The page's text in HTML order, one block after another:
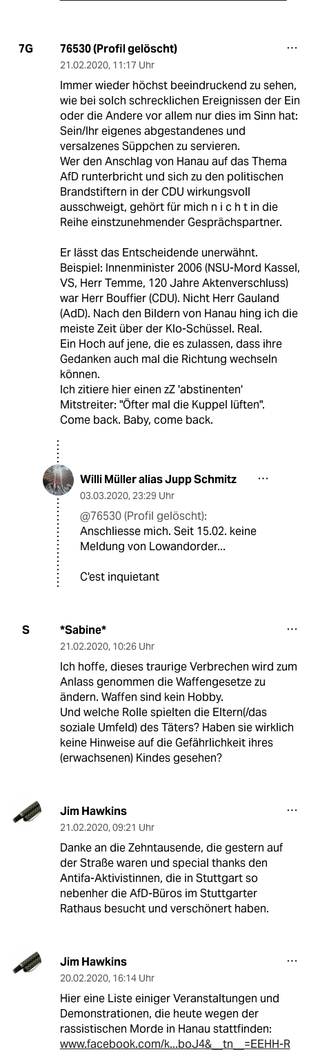
7G 76530 (Profil gelöscht)
21.02.2020, 11:17 Uhr
Immer wieder höchst beeindruckend zu sehen,
wie bei solch schrecklichen Ereignissen der Ein
oder die Andere vor allem nur dies im Sinn hat:
Sein/Ihr eigenes abgestandenes und
versalzenes Süppchen zu servieren.
Wer den Anschlag von Hanau auf das Thema
AfD runterbricht und sich zu den politischen
Brandstiftern in der CDU wirkungsvoll
ausschweigt, gehört für mich n i c h t in die
Reihe einstzunehmender Gesprächspartner.
Er lässt das Entscheidende unerwähnt.
Beispiel: Innenminister 2006 (NSU-Mord Kassel,
VS, Herr Temme, 120 Jahre Aktenverschluss)
war Herr Bouffier (CDU). Nicht Herr Gauland
(AdD). Nach den Bildern von Hanau hing ich die
meiste Zeit über der Klo-Schüssel. Real.
Ein Hoch auf jene, die es zulassen, dass ihre
Gedanken auch mal die Richtung wechseln
können.
Ich zitiere hier einen zZ 'abstinenten'
Mitstreiter: "Öfter mal die Kuppel lüften".
Come back. Baby, come back.
Willi Müller alias Jupp Schmitz
03.03.2020, 23:29 Uhr
@76530 (Profil gelöscht):
Anschliesse mich. Seit 15.02. keine
Meldung von Lowandorder...
C'est inquietant
S *Sabine*
21.02.2020, 10:26 Uhr
Ich hoffe, dieses traurige Verbrechen wird zum
Anlass genommen die Waffengesetze zu
ändern. Waffen sind kein Hobby.
Und welche Rolle spielten die Eltern(/das
soziale Umfeld) des Täters? Haben sie wirklich
keine Hinweise auf die Gefährlichkeit ihres
(erwachsenen) Kindes gesehen?
Jim Hawkins
21.02.2020, 09:21 Uhr
Danke an die Zehntausende, die gestern auf
der Straße waren und special thanks den
Antifa-Aktivistinnen, die in Stuttgart so
nebenher die AfD-Büros im Stuttgarter
Rathaus besucht und verschönert haben.
Jim Hawkins
20.02.2020, 16:14 Uhr
Hier eine Liste einiger Veranstaltungen und
Demonstrationen, die heute wegen der
rassistischen Morde in Hanau stattfinden:
www.facebook.com/k...boJ4&__tn__=EEHH-R